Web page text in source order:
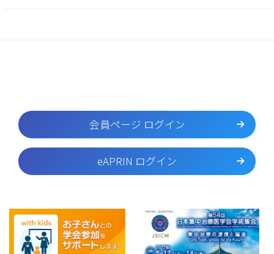
会員ページ ログイン
eAPRIN ログイン